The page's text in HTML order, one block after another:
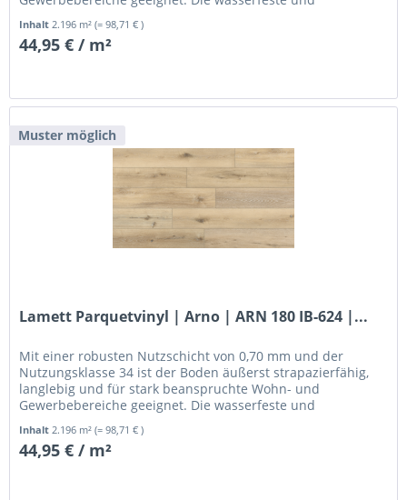
Inhalt 2.196 m²(= 98,71 € )
44,95 € / m²
Muster möglich
Lamett Parquetvinyl | Arno | ARN 180 IB-624 |...
Mit einer robusten Nutzschicht von 0,70 mm und der
Nutzungsklasse 34 ist der Boden äußerst strapazierfähig,
langlebig und für stark beanspruchte Wohn- und
Gewerbebereiche geeignet. Die wasserfeste und
Inhalt2.196 m²(= 98,71 € )
44,95 € / m²